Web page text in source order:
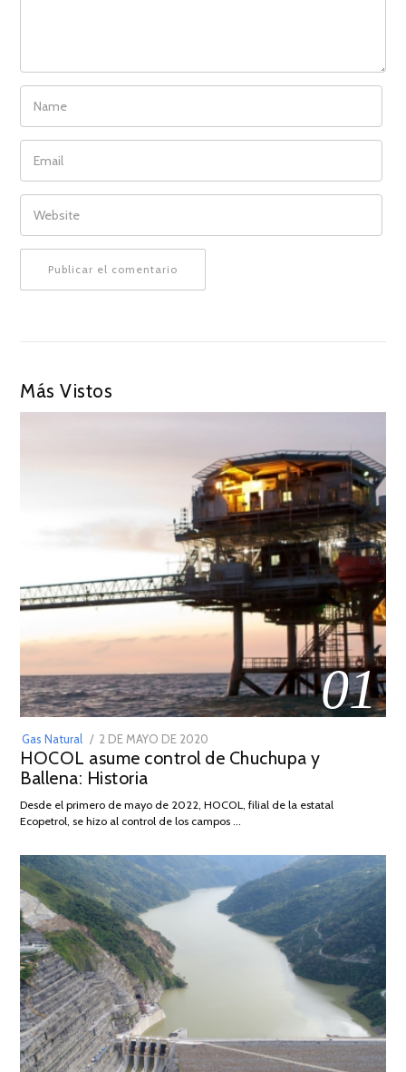
NAME
EMAIL
WEBSITE
Más Vistos
01
Gas Natural
POSTED
ON
2 DE MAYO DE 2020
DE
2026
HOCOL asume control de Chuchupa y
Ballena: Historia
Desde el primero de mayo de 2022, HOCOL, filial de la estatal
Ecopetrol, se hizo al control de los campos …